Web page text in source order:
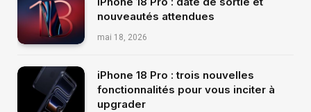
nouveautés attendues
mai 18, 2026
iPhone 18 Pro : trois nouvelles
fonctionnalités pour vous inciter à
upgrader